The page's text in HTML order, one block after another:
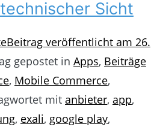
Sicht
Beitrag veröffentlicht am 26.
gepostet in Apps, Beiträge
, Mobile Commerce,
mit anbieter, app,
, exali, google play,